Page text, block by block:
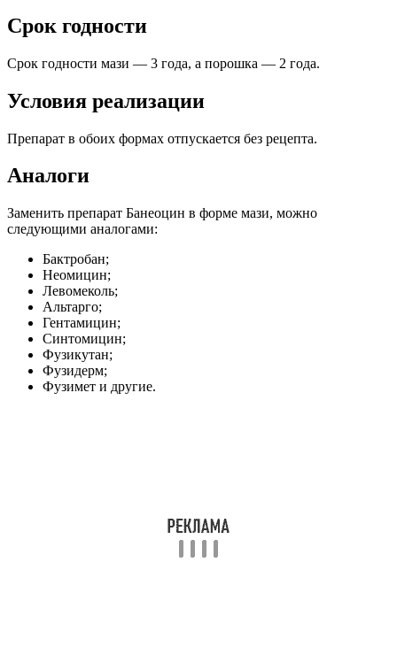
Срок годности
Срок годности мази — 3 года, а порошка — 2 года.
Условия реализации
Препарат в обоих формах отпускается без рецепта.
Аналоги
Заменить препарат Банеоцин в форме мази, можно
следующими аналогами:
Бактробан;
Неомицин;
Левомеколь;
Альтарго;
Гентамицин;
Синтомицин;
Фузикутан;
Фузидерм;
Фузимет и другие.